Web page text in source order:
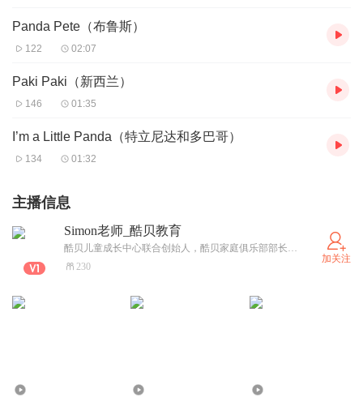
Panda Pete（布鲁斯）
122 02:07
Paki Paki（新西兰）
146 01:35
I’m a Little Panda（特立尼达和多巴哥）
134 01:32
主播信息
Simon老师_酷贝教育
酷贝儿童成长中心联合创始人，酷贝家庭俱乐部部长，用心、有爱、认真对待每一个家庭和孩子，10年早期教育行业教学经验，音乐教学经验及11年戏剧导演、戏剧教育经验
230
加关注